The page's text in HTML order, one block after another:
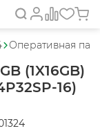
Оперативная
(1X16GB)
16)